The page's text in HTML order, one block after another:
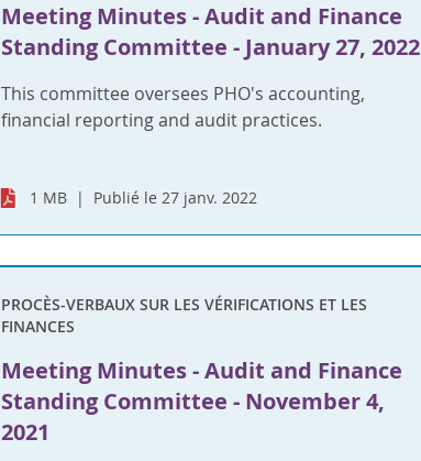
Meeting Minutes - Audit and Finance
Standing Committee - January 27, 2022
This committee oversees PHO's accounting,
financial reporting and audit practices.
1 MB Publié le 27 janv. 2022
PROCÈS-VERBAUX SUR LES VÉRIFICATIONS ET LES
FINANCES
Meeting Minutes - Audit and Finance
Standing Committee - November 4,
2021